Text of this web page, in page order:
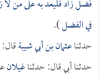
فضل زاد فليعد به على من لا
في الفضل).
حدثناعثمان بن أبي شيبة
حدثنا أبي قال: حدثناغيلان